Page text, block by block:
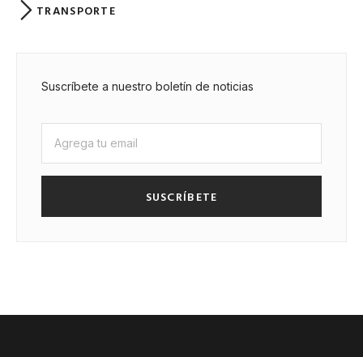
TRANSPORTE
Suscríbete a nuestro boletín de noticias
SUSCRÍBETE